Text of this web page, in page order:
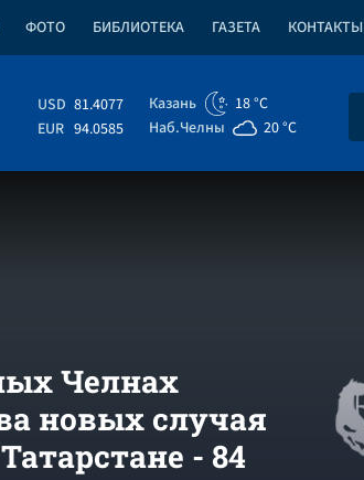
ФОТО БИБЛИОТЕКА ГАЗЕТА КОНТАКТЫ
USD 81.4077
EUR 94.0585
Казань
18 °C
Наб.Челны
20 °C
Челнах
новых случая
- 84